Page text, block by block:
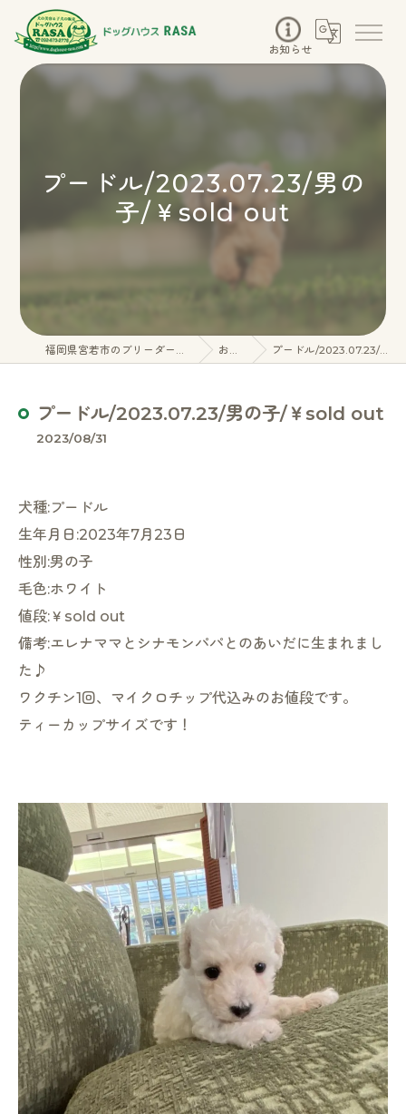
お知らせ
プードル/2023.07.23/男の
子/￥sold out
福岡県宮若市のブリーダーならドッグハウスRASA お知らせ プードル/2023.07.23/男の子/￥sold out
プードル/2023.07.23/男の子/￥sold out
2023/08/31
犬種:プードル
生年月日:2023年7月23日
性別:男の子
毛色:ホワイト
値段:￥sold out
備考:エレナママとシナモンパパとのあいだに生まれまし
た♪
ワクチン1回、マイクロチップ代込みのお値段です。
ティーカップサイズです！